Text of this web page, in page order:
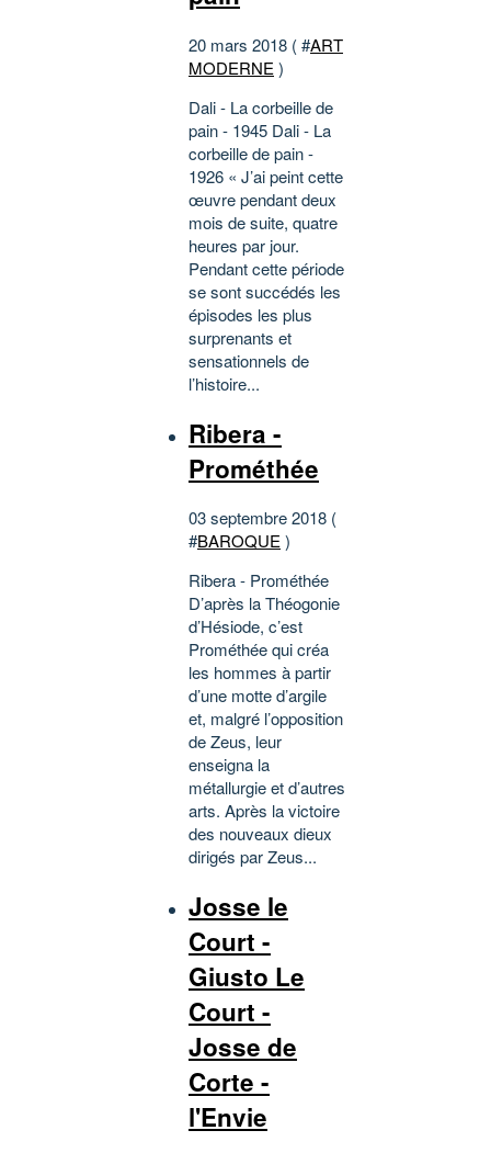
20 mars 2018 ( #ART
MODERNE )
Dali - La corbeille de
pain - 1945 Dali - La
corbeille de pain -
1926 « J’ai peint cette
œuvre pendant deux
mois de suite, quatre
heures par jour.
Pendant cette période
se sont succédés les
épisodes les plus
surprenants et
sensationnels de
l’histoire...
Ribera -
Prométhée
03 septembre 2018 (
#BAROQUE)
Ribera - Prométhée
D’après la Théogonie
d’Hésiode, c’est
Prométhée qui créa
les hommes à partir
d’une motte d’argile
et, malgré l’opposition
de Zeus, leur
enseigna la
métallurgie et d’autres
arts. Après la victoire
des nouveaux dieux
dirigés par Zeus...
Josse le
Court -
Giusto Le
Court -
Josse de
Corte -
l'Envie